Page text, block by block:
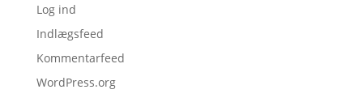
Log ind
Indlægsfeed
Kommentarfeed
WordPress.org